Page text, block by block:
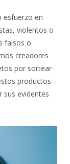
esfuerzo en
violentos o
falsos o
creadores
por sortear
productos
sus evidentes